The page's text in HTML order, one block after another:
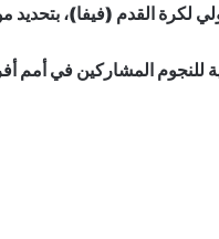
لكرة القدم (فيفا)،
للنجوم المشاركين في أمم